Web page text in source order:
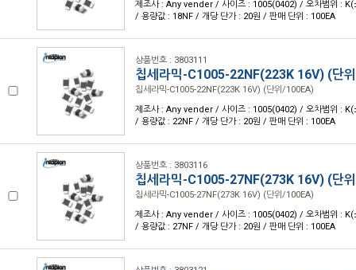
제조사 : Any vender / 사이즈 : 1005(0402) / 오차범위 :
/ 용량값 : 18NF / 개당 단가 : 20원 / 판매 단위 : 100EA
상품번호 : 3803111
칩세라믹-C1005-22NF(223K 16V) (단
칩세라믹-C1005-22NF(223K 16V) (단위/100EA)
제조사 : Any vender / 사이즈 : 1005(0402) / 오차범위 :
/ 용량값 : 22NF / 개당 단가 : 20원 / 판매 단위 : 100EA
상품번호 : 3803116
칩세라믹-C1005-27NF(273K 16V) (단
칩세라믹-C1005-27NF(273K 16V) (단위/100EA)
제조사 : Any vender / 사이즈 : 1005(0402) / 오차범위 :
/ 용량값 : 27NF / 개당 단가 : 20원 / 판매 단위 : 100EA